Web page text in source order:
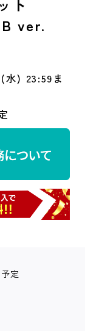
ト
ver.
水) 23:59ま
定